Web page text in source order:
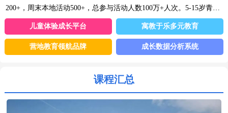
200+，周末本地活动500+，总参与活动人数100万+人次。5-15岁青少
年成长中心创新品牌，通过九大素养教育体系、七色研学课程体系主
题活动的EL体验式、PBL项目式和STEAM跨学科式学习，增长知
识、丰富常识、扩宽眼界:提升独立性培养青少年综合素养，打造全球
儿童体验成长平台 寓教于乐多元教育
营地教育领航品牌 成长数据分析系统
课程汇总